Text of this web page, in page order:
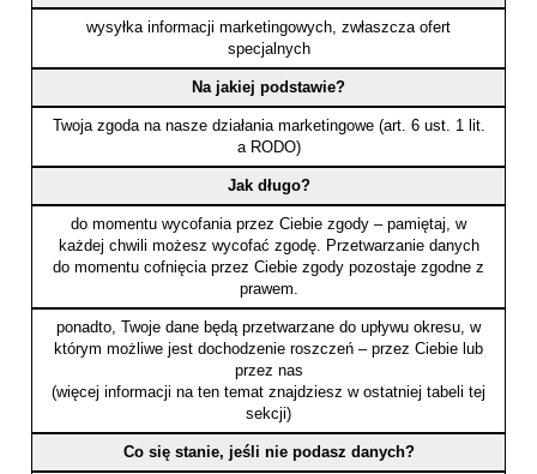
wysyłka informacji marketingowych, zwłaszcza ofert
specjalnych
Na jakiej podstawie?
Twoja zgoda na nasze działania marketingowe (art. 6 ust. 1 lit.
a RODO)
Jak długo?
do momentu wycofania przez Ciebie zgody – pamiętaj, w
każdej chwili możesz wycofać zgodę. Przetwarzanie danych
do momentu cofnięcia przez Ciebie zgody pozostaje zgodne z
prawem.
ponadto, Twoje dane będą przetwarzane do upływu okresu, w
którym możliwe jest dochodzenie roszczeń – przez Ciebie lub
przez nas
(więcej informacji na ten temat znajdziesz w ostatniej tabeli tej
sekcji)
Co się stanie, jeśli nie podasz danych?